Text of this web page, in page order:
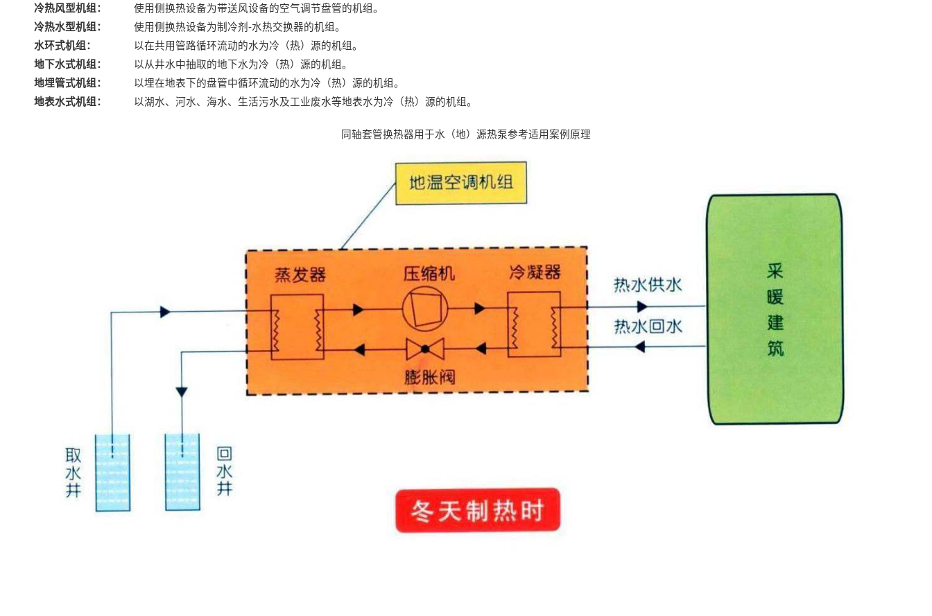
冷热风型机组：
使用侧换热设备为带送风设备的空气调节盘管的机组。
冷热水型机组：
使用侧换热设备为制冷剂-水热交换器的机组。
水环式机组：
以在共用管路循环流动的水为冷（热）源的机组。
地下水式机组：
以从井水中抽取的地下水为冷（热）源的机组。
地埋管式机组：
以埋在地表下的盘管中循环流动的水为冷（热）源的机组。
地表水式机组：
以湖水、河水、海水、生活污水及工业废水等地表水为冷（热）源的机组。
同轴套管换热器用于水（地）源热泵参考适用案例原理